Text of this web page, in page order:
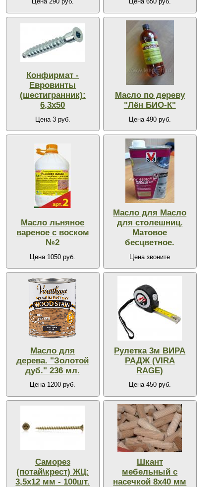
Конфирмат -
Евровинты
(шестигранник):
6,3х50
Цена 3 руб.
Масло по дереву
"Лён БИО-К"
Цена 490 руб.
Масло льняное
вареное с воском
№2
Цена 1050 руб.
Масло для Масло
для столешниц.
Матовое
бесцветное.
Цена звоните
Масло для
дерева. "Золотой
дуб." 236 мл.
Цена 1200 руб.
Рулетка 3м ВИРА
РАДЖ (VIRA
RAGE)
Цена 450 руб.
Саморез
(потай\крест) ЖЦ:
3,5х12 мм - 100шт.
Шкант
мебельный с
насечкой 8х40 мм